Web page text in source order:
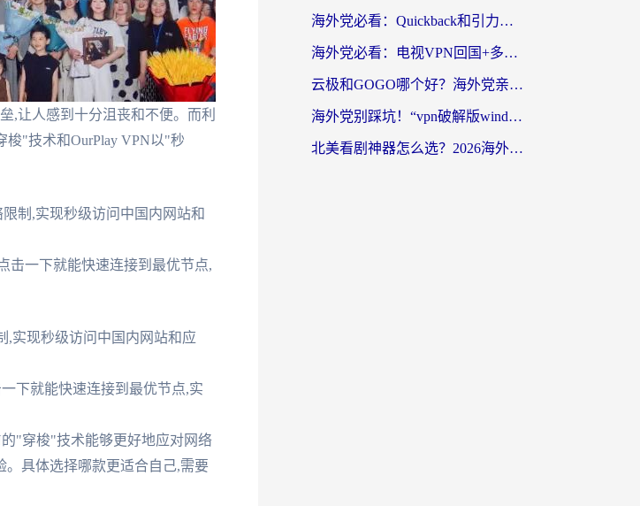
,让人感到十分沮丧和不便。而利
"技术和OurPlay VPN以"秒
制,实现秒级访问中国内网站和
击一下就能快速连接到最优节点,
,实现秒级访问中国内网站和应
下就能快速连接到最优节点,实
"穿梭"技术能够更好地应对网络
。具体选择哪款更适合自己,需要
海外党必看：Quickback和引力好用吗？3分钟搞懂回国加速器怎么选
海外党必看：电视VPN回国+多设备无缝访问国内资源的实用指南
云极和GOGO哪个好？海外党亲测回国加速器选择指南（附iOS免费&Windows VPN实用技巧）
海外党别踩坑！“vpn破解版windows”真的能用？教你选对回国加速器无缝刷国内资源
北美看剧神器怎么选？2026海外华人无缝访问国内资源全攻略